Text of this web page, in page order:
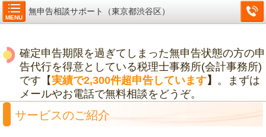
MENU
無申告相談サポート（東京都渋谷区）
確定申告期限を過ぎてしまった無申告状態の方の申
告代行を得意としている税理士事務所(会計事務所)
です【実績で2,300件超申告しています】 。まずは
メールやお電話で無料相談をどうぞ。
サービスのご紹介